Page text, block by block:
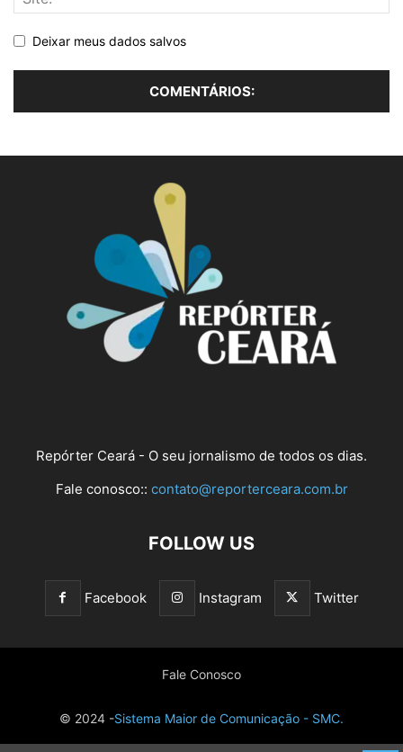
Deixar meus dados salvos
Repórter Ceará - O seu jornalismo de todos os dias.
Fale conosco:: contato@reporterceara.com.br
FOLLOW US
Facebook Instagram Twitter
Fale Conosco
© 2024 -Sistema Maior de Comunicação - SMC.